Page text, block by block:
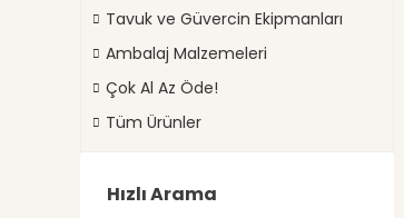
Tavuk ve Güvercin Ekipmanları
Ambalaj Malzemeleri
Çok Al Az Öde!
Tüm Ürünler
Hızlı Arama